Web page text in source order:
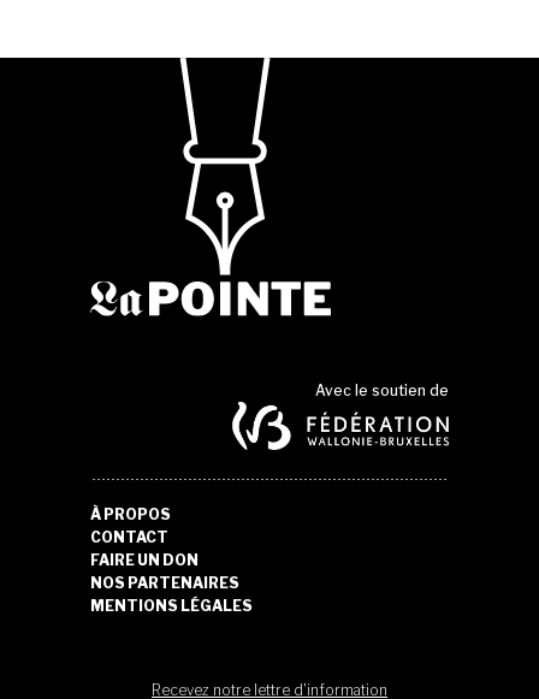
Avec le soutien de
À PROPOS
CONTACT
FAIRE UN DON
NOS PARTENAIRES
MENTIONS LÉGALES
Recevez notre lettre d'information